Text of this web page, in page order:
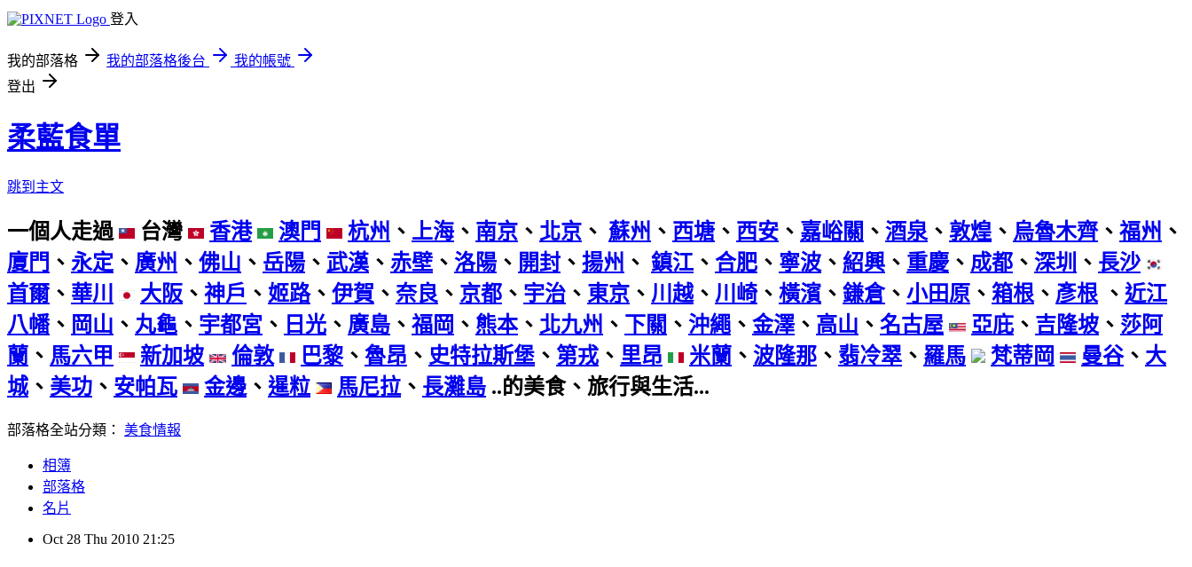
登入
我的部落格 我的部落格後台
我的帳號
登出
柔藍食單
跳到主文
一個人走過 台灣 香港 澳門 杭州 、 上海、 南京 、 北京 、 蘇州 、 西塘 、 西安 、 嘉峪關 、 酒泉 、 敦煌 、 烏魯木齊、 福州 、
廈門 、 永定 、 廣州 、 佛山 、 岳陽 、 武漢 、 赤壁 、 洛陽 、 開封 、 揚州 、 鎮江 、 合肥 、 寧波 、 紹興 、 重慶、 成都 、 深圳 、 長沙
首爾、 華川 大阪 、 神戶 、 姬路、 伊賀 、 奈良 、 京都 、 宇治 、 東京 、 川越 、 川崎 、 橫濱 、 鎌倉、 小田原 、 箱根 、 彥根 、 近江
八幡 、 岡山 、 丸龜 、 宇都宮 、 日光 、 廣島 、 福岡 、 熊本、 北九州 、 下關 、 沖繩 、 金澤 、 高山 、 名古屋 亞庇 、 吉隆坡 、 莎阿
蘭 、 馬六甲 新加坡 倫敦 巴黎、 魯昂 、 史特拉斯堡 、 第戎 、 里昂 米蘭 、 波隆那 、 翡冷翠 、 羅馬 梵蒂岡 曼谷、 大
城、 美功 、 安帕瓦 金邊 、 暹粒 馬尼拉 、 長灘島 ..的美食、旅行與生活...
部落格全站分類： 美食情報
相簿
部落格
名片
Oct 28 Thu 2010 21:25